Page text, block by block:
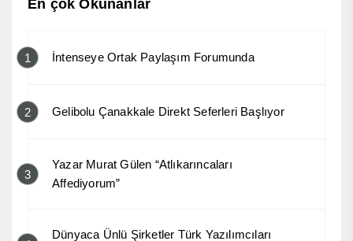
En çok Okunanlar
1 İntenseye Ortak Paylaşım Forumunda
2 Gelibolu Çanakkale Direkt Seferleri Başlıyor
3
Yazar Murat Gülen “Atlıkarıncaları
Affediyorum”
Dünyaca Ünlü Şirketler Türk Yazılımcıları